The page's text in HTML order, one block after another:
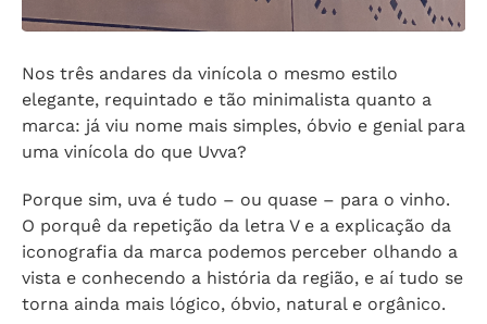
Nos três andares da vinícola o mesmo estilo
elegante, requintado e tão minimalista quanto a
marca: já viu nome mais simples, óbvio e genial para
uma vinícola do que Uvva?
Porque sim, uva é tudo – ou quase – para o vinho.
O porquê da repetição da letra V e a explicação da
iconografia da marca podemos perceber olhando a
vista e conhecendo a história da região, e aí tudo se
torna ainda mais lógico, óbvio, natural e orgânico.